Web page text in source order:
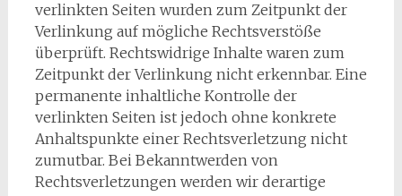
verlinkten Seiten wurden zum Zeitpunkt der
Verlinkung auf mögliche Rechtsverstöße
überprüft. Rechtswidrige Inhalte waren zum
Zeitpunkt der Verlinkung nicht erkennbar. Eine
permanente inhaltliche Kontrolle der
verlinkten Seiten ist jedoch ohne konkrete
Anhaltspunkte einer Rechtsverletzung nicht
zumutbar. Bei Bekanntwerden von
Rechtsverletzungen werden wir derartige